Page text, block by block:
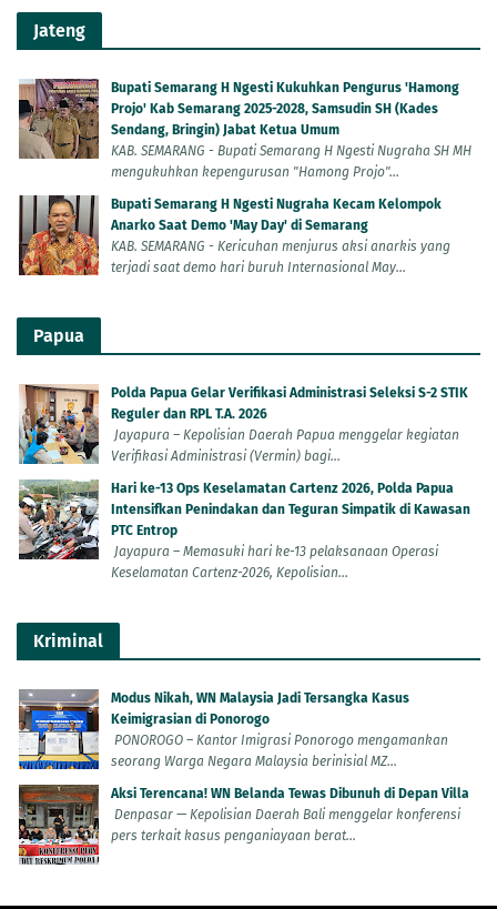
Jateng
Bupati Semarang H Ngesti Kukuhkan Pengurus 'Hamong
Projo' Kab Semarang 2025-2028, Samsudin SH (Kades
Sendang, Bringin) Jabat Ketua Umum
KAB. SEMARANG - Bupati Semarang H Ngesti Nugraha SH MH
mengukuhkan kepengurusan "Hamong Projo"...
Bupati Semarang H Ngesti Nugraha Kecam Kelompok
Anarko Saat Demo 'May Day' di Semarang
KAB. SEMARANG - Kericuhan menjurus aksi anarkis yang
terjadi saat demo hari buruh Internasional May...
Papua
Polda Papua Gelar Verifikasi Administrasi Seleksi S-2 STIK
Reguler dan RPL T.A. 2026
Jayapura – Kepolisian Daerah Papua menggelar kegiatan
Verifikasi Administrasi (Vermin) bagi...
Hari ke-13 Ops Keselamatan Cartenz 2026, Polda Papua
Intensifkan Penindakan dan Teguran Simpatik di Kawasan
PTC Entrop
Jayapura – Memasuki hari ke-13 pelaksanaan Operasi
Keselamatan Cartenz-2026, Kepolisian...
Kriminal
Modus Nikah, WN Malaysia Jadi Tersangka Kasus
Keimigrasian di Ponorogo
PONOROGO – Kantor Imigrasi Ponorogo mengamankan
seorang Warga Negara Malaysia berinisial MZ...
Aksi Terencana! WN Belanda Tewas Dibunuh di Depan Villa
Denpasar — Kepolisian Daerah Bali menggelar konferensi
pers terkait kasus penganiayaan berat...